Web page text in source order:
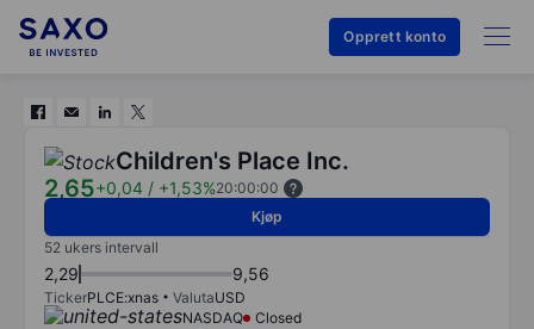
Opprett konto
Children's Place Inc.
2,65+0,04 / +1,53%20:00:00
Kjøp
52 ukers intervall
2,29 9,56
TickerPLCE:xnas ValutaUSD
NASDAQ
Closed